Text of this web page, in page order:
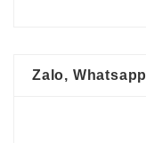
Zalo, Whatsapp